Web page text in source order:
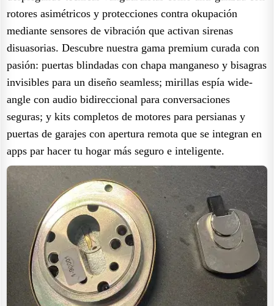
rotores asimétricos y protecciones contra okupación
mediante sensores de vibración que activan sirenas
disuasorias. Descubre nuestra gama premium curada con
pasión: puertas blindadas con chapa manganeso y bisagras
invisibles para un diseño seamless; mirillas espía wide-
angle con audio bidireccional para conversaciones
seguras; y kits completos de motores para persianas y
puertas de garajes con apertura remota que se integran en
apps par hacer tu hogar más seguro e inteligente.